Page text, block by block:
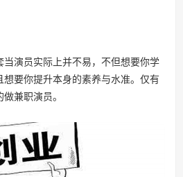
演员实际上并不易，不但想要你学
要你提升本身的素养与水准。仅有
兼职演员。